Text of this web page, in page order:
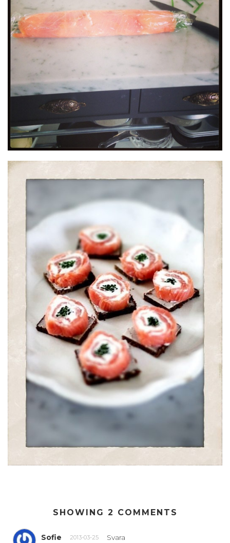
SHOWING 2 COMMENTS
Sofie 2013-03-25 Svara